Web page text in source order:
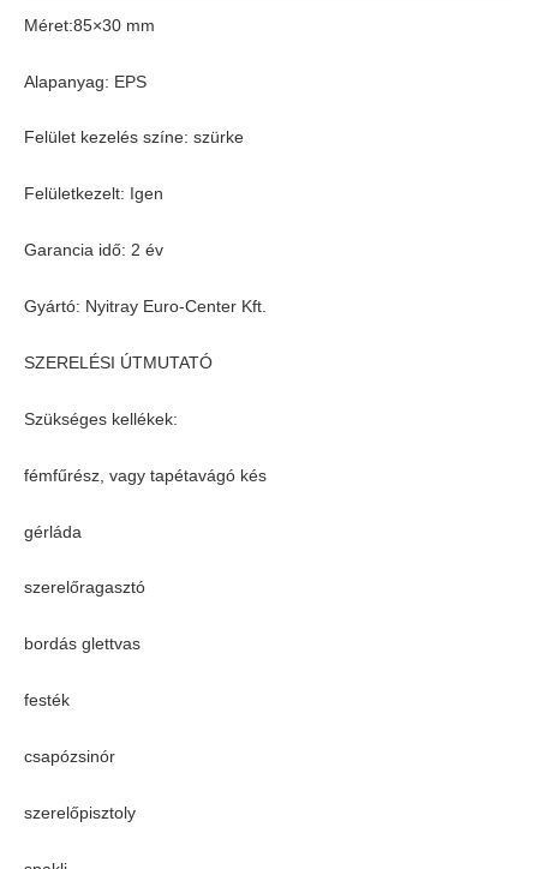
Méret:85×30 mm
Alapanyag: EPS
Felület kezelés színe: szürke
Felületkezelt: Igen
Garancia idő: 2 év
Gyártó: Nyitray Euro-Center Kft.
SZERELÉSI ÚTMUTATÓ
Szükséges kellékek:
fémfűrész, vagy tapétavágó kés
gérláda
szerelőragasztó
bordás glettvas
festék
csapózsinór
szerelőpisztoly